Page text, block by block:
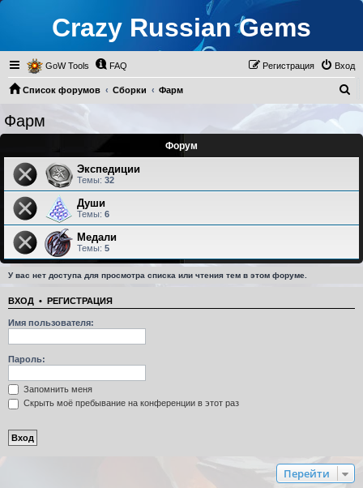
Crazy Russian Gems
GoW Tools FAQ Вход
Регистрация
Список форумов Сборки Фарм
Фарм
Форум
Экспедиции
Темы: 32
Души
Темы: 6
Медали
Темы: 5
У вас нет доступа для просмотра списка или чтения тем в этом форуме.
ВХОД • РЕГИСТРАЦИЯ
Имя пользователя:
Пароль:
Запомнить меня
Скрыть моё пребывание на конференции в этот раз
Перейти